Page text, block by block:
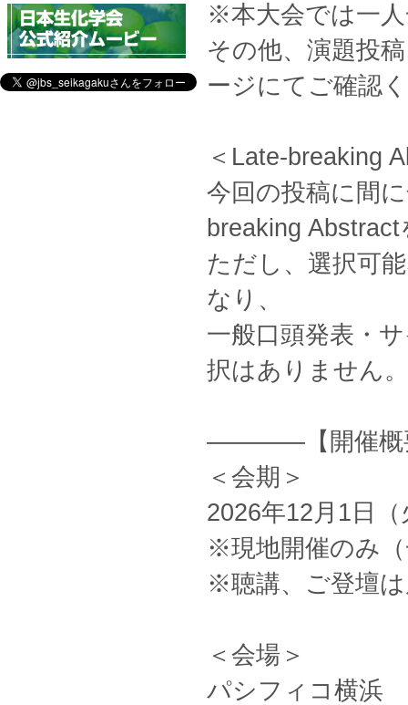
※本大会では一
その他、演題投
ージにてご確認
＜Late-breaking
今回の投稿に間
breaking
ただし、選択可
なり、
一般口頭発表・
択はありません。
————【開
＜会期＞
2026年12月1日
※現地開催のみ
※聴講、ご登壇
＜会場＞
パシフィコ横浜